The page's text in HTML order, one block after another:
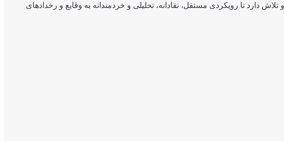
دارد تا رویکردی مستقل، نقادانه، تحلیلی و خردمندانه به وقایع و رخدادهای